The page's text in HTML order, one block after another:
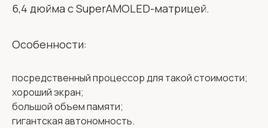
6,4 дюйма с SuperAMOLED-матрицей.
Особенности:
посредственный процессор для такой стоимости;
хороший экран;
большой объем памяти;
гигантская автономность.